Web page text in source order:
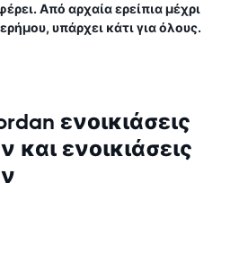
Από αρχαία ερείπια μέχρι
υπάρχει κάτι για όλους.
ενοικιάσεις
και ενοικιάσεις